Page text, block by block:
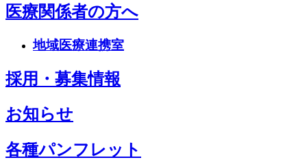
医療関係者の方へ
地域医療連携室
採用・募集情報
お知らせ
各種パンフレット